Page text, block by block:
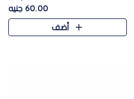
60.00 جنيه
أضف